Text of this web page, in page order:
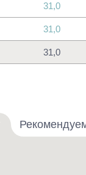
31,0
31,0
31,0